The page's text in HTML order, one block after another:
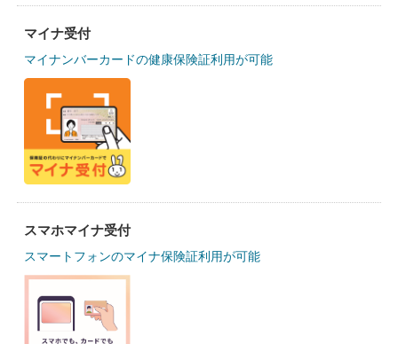
マイナ受付
マイナンバーカードの健康保険証利用が可能
スマホマイナ受付
スマートフォンのマイナ保険証利用が可能